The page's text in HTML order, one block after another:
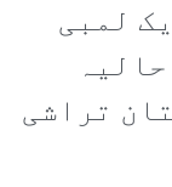
لمبی
تراشی